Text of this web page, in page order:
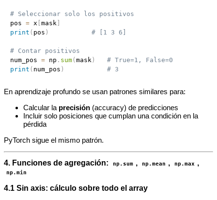
# Seleccionar solo los positivos
pos = x [mask ]
print ( pos ) # [1 3 6]
# Contar positivos
num_pos = np . sum(mask )
# True=1, False=0
print ( num_pos ) # 3
En aprendizaje profundo se usan patrones similares para:
Calcular la precisión (accuracy) de predicciones
Incluir solo posiciones que cumplan una condición en la
pérdida
PyTorch sigue el mismo patrón.
4. Funciones de agregación: np.sum , np.mean , np.max ,
np.min
4.1 Sin axis: cálculo sobre todo el array